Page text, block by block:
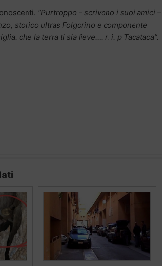
“Purtroppo – scrivono i suoi amici –
storico ultras Folgorino e componente
che la terra ti sia lieve…. r. i. p Tacataca”.